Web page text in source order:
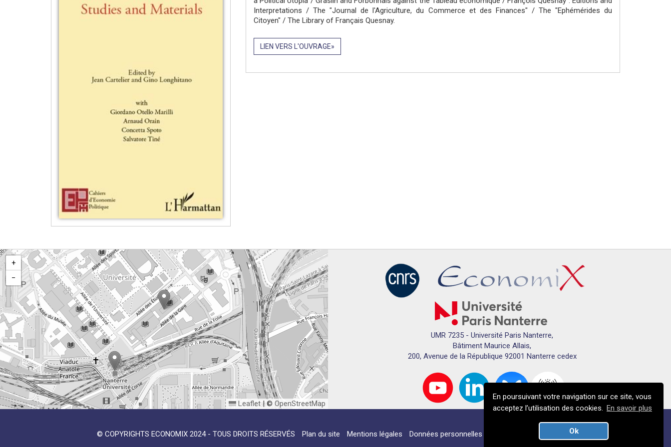
En poursuivant votre navigation sur ce site, vous
acceptez l’utilisation des cookies. En savoir plus
Ok
Interpretations / The "Journal de l'Agriculture, du Commerce et des Finances" / The "Ephémérides du
Citoyen" / The Library of Français Quesnay.
LIEN VERS L'OUVRAGE
+
−
Leaflet |© OpenStreetMap
UMR 7235 - Université Paris Nanterre,
Bâtiment Maurice Allais,
200, Avenue de la République 92001 Nanterre cedex
© COPYRIGHTS ECONOMIX 2024 - TOUS DROITS RÉSERVÉS Plan du site Mentions légales Données personnelles Plan du campus